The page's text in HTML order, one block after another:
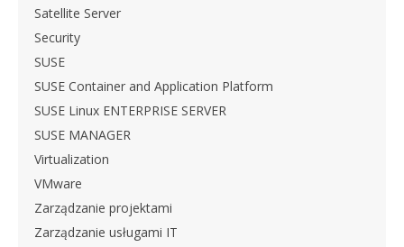
Satellite Server
Security
SUSE
SUSE Container and Application Platform
SUSE Linux ENTERPRISE SERVER
SUSE MANAGER
Virtualization
VMware
Zarządzanie projektami
Zarządzanie usługami IT